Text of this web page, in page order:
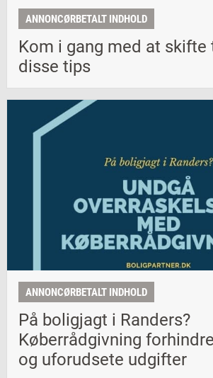
ANNONCØRBETALT INDHOLD
Kom i gang med at skifte
disse tips
ANNONCØRBETALT INDHOLD
På boligjagt i Randers?
Køberrådgivning
og uforudsete udgifter